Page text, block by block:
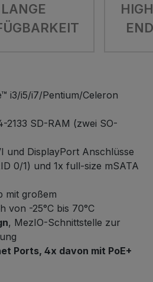
LANGE
END
i3/i5/i7/Pentium/Celeron
2133 SD-RAM (zwei SO-
und DisplayPort Anschlüsse
0/1) und 1x full-size mSATA
mit großem
von -25°C bis 70°C
, MezIO-Schnittstelle zur
Ports, 4x davon mit PoE+